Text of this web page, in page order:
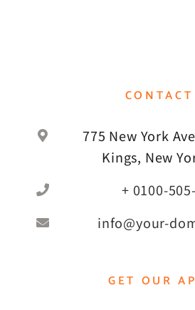
CONTACT
775 New York
Kings, New
+ 0100-
info@your-
GET OUR